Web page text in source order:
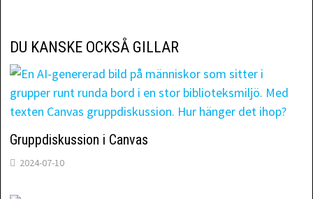
DU KANSKE OCKSÅ GILLAR
Gruppdiskussion i Canvas
2024-07-10